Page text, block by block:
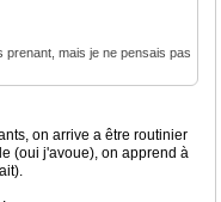
mais je ne pensais pas
on arrive a être routinier
(oui j'avoue), on apprend à